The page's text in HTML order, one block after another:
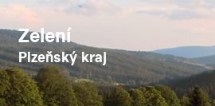
Zelení
Plzeňský kraj